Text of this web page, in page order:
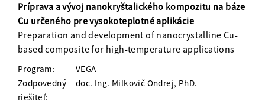
Príprava a vývoj nanokryštalického kompozitu na báze
Cu určeného pre vysokoteplotné aplikácie
Preparation and development of nanocrystalline Cu-
based composite for high-temperature applications
Program:
VEGA
Zodpovedný
riešiteľ:
doc. Ing. Milkovič Ondrej, PhD.